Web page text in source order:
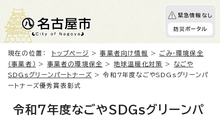
緊急情報なし
防災ポータル
現在の位置： トップページ >事業者向け情報 > ごみ・環境保全
（事業者）
> 事業者の環境保全 > 地球温暖化対策 > なごや
SDGsグリーンパートナーズ > 令和7年度なごやSDGsグリーンパ
ートナーズ優秀賞表彰式
令和7年度なごやSDGsグリーンパ